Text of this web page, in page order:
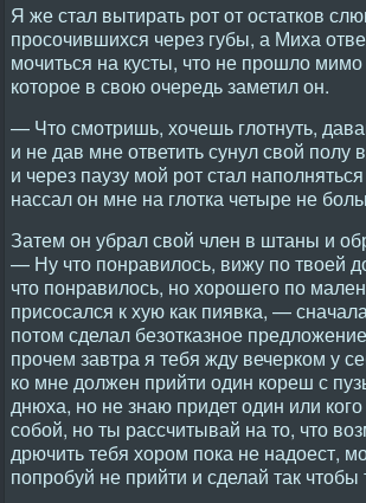
Я же стал вытирать рот от остатков
просочившихся через губы, а Миха
мочиться на кусты, что не прошло
которое в свою очередь заметил он.
— Что смотришь, хочешь глотнуть,
и не дав мне ответить сунул свой полу
и через паузу мой рот стал
нассал он мне на глотка четыре не
Затем он убрал свой член в штаны и
— Ну что понравилось, вижу по твоей
что понравилось, но хорошего по
присосался к хую как пиявка, —
потом сделал безотказное
прочем завтра я тебя жду вечерком у
ко мне должен прийти один кореш с
днюха, но не знаю придет один или
собой, но ты рассчитывай на то, что
дрючить тебя хором пока не надоест,
попробуй не прийти и сделай так чтобы